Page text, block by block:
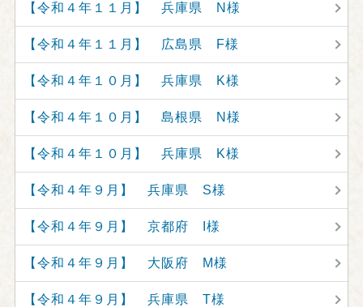
【令和４年１１月】 兵庫県 N様
【令和４年１１月】 広島県 F様
【令和４年１０月】 兵庫県 K様
【令和４年１０月】 島根県 N様
【令和４年１０月】 兵庫県 K様
【令和４年９月】 兵庫県 S様
【令和４年９月】 京都府 I様
【令和４年９月】 大阪府 M様
【令和４年９月】 兵庫県 T様